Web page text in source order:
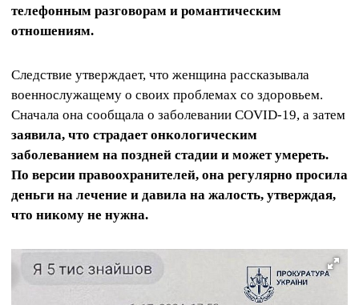
телефонным разговорам и романтическим
отношениям.
Следствие утверждает, что женщина рассказывала
военнослужащему о своих проблемах со здоровьем.
Сначала она сообщала о заболевании COVID-19, а затем
заявила, что страдает онкологическим
заболеванием на поздней стадии и может умереть.
По версии правоохранителей, она регулярно просила
деньги на лечение и давила на жалость, утверждая,
что никому не нужна.